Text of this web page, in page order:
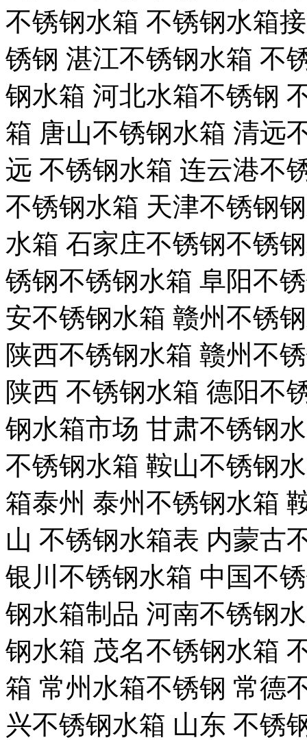
不锈钢水箱 不锈钢水箱
锈钢 湛江不锈钢水箱 不
钢水箱 河北水箱不锈钢
箱 唐山不锈钢水箱 清远
远 不锈钢水箱 连云港不
不锈钢水箱 天津不锈钢
水箱 石家庄不锈钢不锈
锈钢不锈钢水箱 阜阳不
安不锈钢水箱 赣州不锈
陕西不锈钢水箱 赣州不
陕西 不锈钢水箱 德阳不
钢水箱市场 甘肃不锈钢
不锈钢水箱 鞍山不锈钢
箱泰州 泰州不锈钢水箱
山 不锈钢水箱表 内蒙古
银川不锈钢水箱 中国不
钢水箱制品 河南不锈钢
钢水箱 茂名不锈钢水箱
箱 常州水箱不锈钢 常德
兴不锈钢水箱 山东 不锈